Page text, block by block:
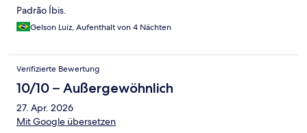
Padrão Íbis.
Gelson Luiz, Aufenthalt von 4 Nächten
Verifizierte Bewertung
10/10 – Außergewöhnlich
27. Apr. 2026
Mit Google übersetzen